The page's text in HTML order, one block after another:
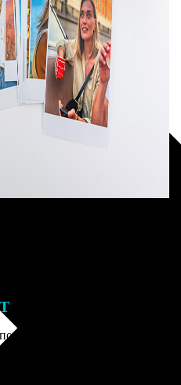
заказа к печати
могут связаться с Вами
телефону или email для
деталей.